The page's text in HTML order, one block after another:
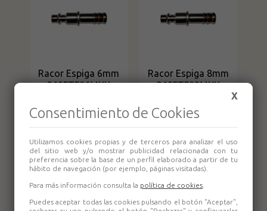
Racor Espiga 6mm
26SFTF06MXX
Racor Espiga 8mm
26SFTF08MXX
X
Consentimiento de Cookies
Utilizamos cookies propias y de terceros para analizar el uso
del sitio web y/o mostrar publicidad relacionada con tu
preferencia sobre la base de un perfil elaborado a partir de tu
hábito de navegación (por ejemplo, páginas visitadas).
Para más información consulta la política de cookies
Puedes aceptar todas las cookies pulsando el botón "Aceptar",